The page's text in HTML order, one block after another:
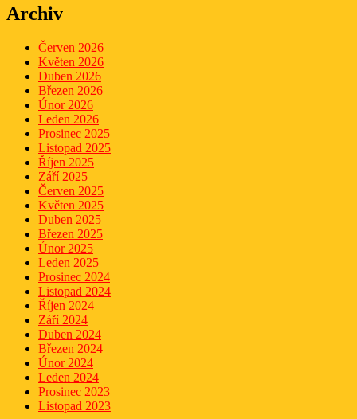
Archiv
Červen 2026
Květen 2026
Duben 2026
Březen 2026
Únor 2026
Leden 2026
Prosinec 2025
Listopad 2025
Říjen 2025
Září 2025
Červen 2025
Květen 2025
Duben 2025
Březen 2025
Únor 2025
Leden 2025
Prosinec 2024
Listopad 2024
Říjen 2024
Září 2024
Duben 2024
Březen 2024
Únor 2024
Leden 2024
Prosinec 2023
Listopad 2023